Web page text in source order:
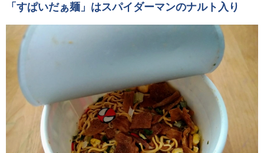
「すぱいだぁ麺」はスパイダーマンのナルト入り